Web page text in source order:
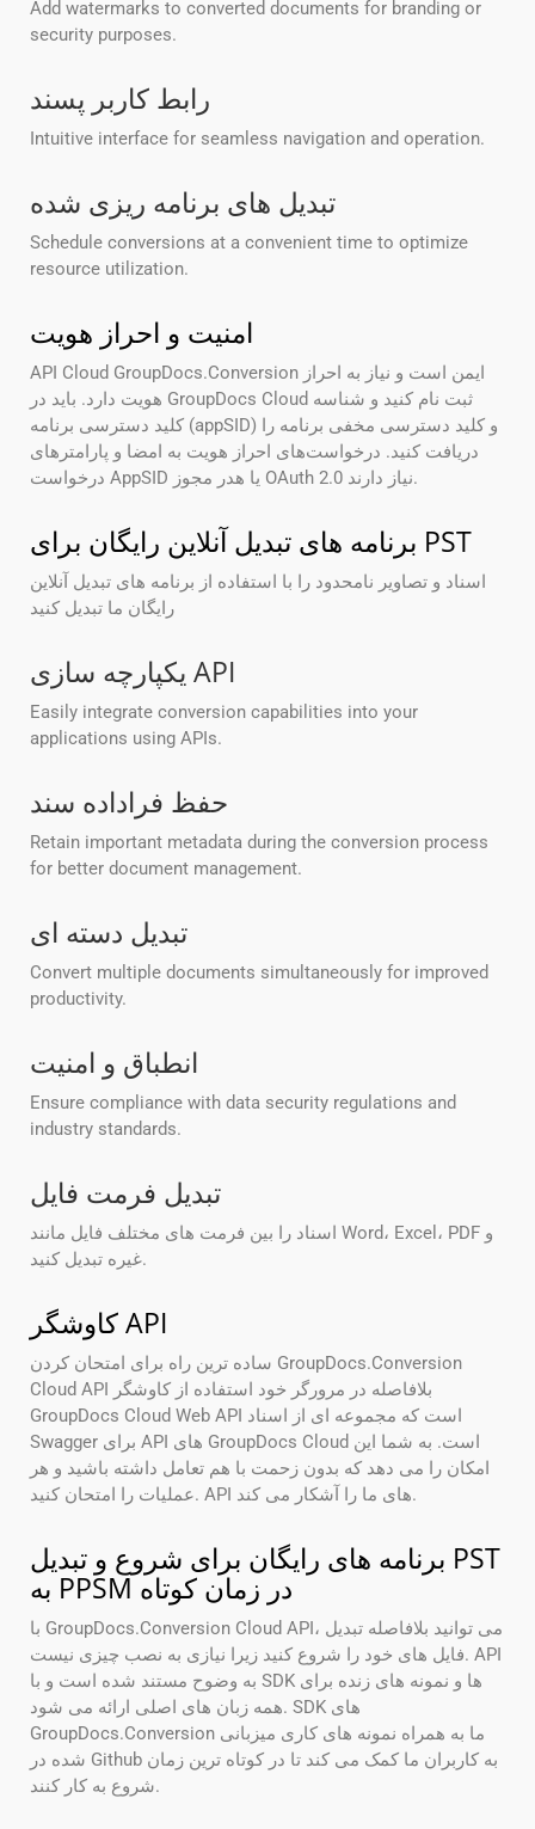
Add watermarks to converted documents for branding or
security purposes.
رابط کاربر پسند
Intuitive interface for seamless navigation and operation.
تبدیل های برنامه ریزی شده
Schedule conversions at a convenient time to optimize
resource utilization.
امنیت و احراز هویت
API Cloud GroupDocs.Conversion ایمن است و نیاز به احراز
هویت دارد. باید در GroupDocs Cloud ثبت نام کنید و شناسه
کلید دسترسی برنامه (appSID) و کلید دسترسی مخفی برنامه را
دریافت کنید. درخواست‌های احراز هویت به امضا و پارامترهای
درخواست AppSID یا هدر مجوز OAuth 2.0 نیاز دارند.
برنامه های تبدیل آنلاین رایگان برای PST
اسناد و تصاویر نامحدود را با استفاده از برنامه های تبدیل آنلاین
رایگان ما تبدیل کنید
یکپارچه سازی API
Easily integrate conversion capabilities into your
applications using APIs.
حفظ فراداده سند
Retain important metadata during the conversion process
for better document management.
تبدیل دسته ای
Convert multiple documents simultaneously for improved
productivity.
انطباق و امنیت
Ensure compliance with data security regulations and
industry standards.
تبدیل فرمت فایل
اسناد را بین فرمت های مختلف فایل مانند Word، Excel، PDF و
غیره تبدیل کنید.
کاوشگر API
ساده ترین راه برای امتحان کردن GroupDocs.Conversion
Cloud API بلافاصله در مرورگر خود استفاده از کاوشگر
GroupDocs Cloud Web API است که مجموعه ای از اسناد
Swagger برای API های GroupDocs Cloud است. به شما این
امکان را می دهد که بدون زحمت با هم تعامل داشته باشید و هر
عملیات را امتحان کنید. API های ما را آشکار می کند.
برنامه های رایگان برای شروع و تبدیل PST
به PPSM در زمان کوتاه
با GroupDocs.Conversion Cloud API، می توانید بلافاصله تبدیل
فایل های خود را شروع کنید زیرا نیازی به نصب چیزی نیست. API
به وضوح مستند شده است و با SDK ها و نمونه های زنده برای
همه زبان های اصلی ارائه می شود. SDK های
GroupDocs.Conversion ما به همراه نمونه های کاری میزبانی
شده در Github به کاربران ما کمک می کند تا در کوتاه ترین زمان
شروع به کار کنند.